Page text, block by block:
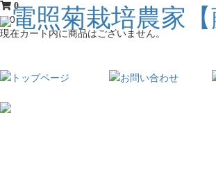
0
￥0
現在カート内に商品はございません。